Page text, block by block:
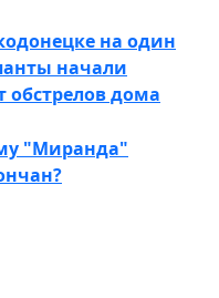
на один
начали
обстрелов дома
"Миранда"